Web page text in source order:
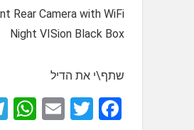
Rear Camera with WiFi
Night VISion Black Box
שתף\י את הדיל
F
T
E